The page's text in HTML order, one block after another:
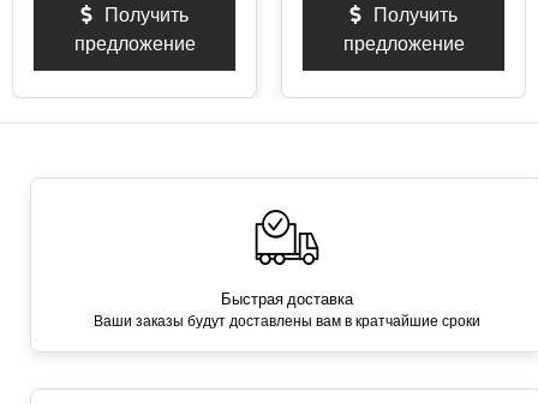
Получить
предложение
Получить
предложение
Быстрая доставка
Ваши заказы будут доставлены вам в кратчайшие сроки